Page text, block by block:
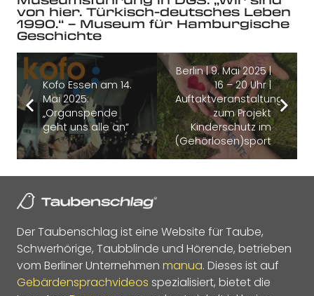
von hier. Türkisch-deutsches Leben
1990.“ – Museum für Hamburgische
Geschichte
Kofo Essen am 14.
Mai 2025:
„Organspende
geht uns alle an“
Berlin | 9. Mai 2025 |
16 – 20 Uhr |
Auftaktveranstaltung
zum Projekt
Kinderschutz im
(Gehörlosen)sport
Der Taubenschlag ist eine Website für Taube,
Schwerhörige, Taubblinde und Hörende, betrieben
vom Berliner Unternehmen manua. Dieses ist auf
Gebärdensprachvideos spezialisiert, bietet die